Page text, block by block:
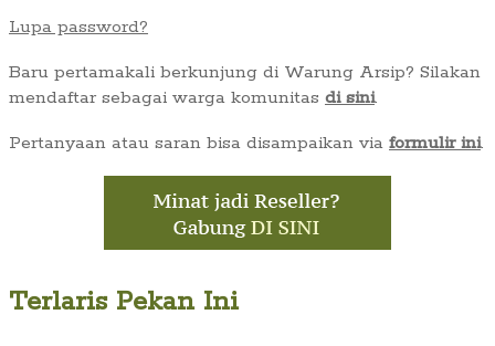
Lupa password?
Baru pertamakali berkunjung di Warung Arsip? Silakan
mendaftar sebagai warga komunitas di sini.
Pertanyaan atau saran bisa disampaikan via formulir ini.
Terlaris Pekan Ini